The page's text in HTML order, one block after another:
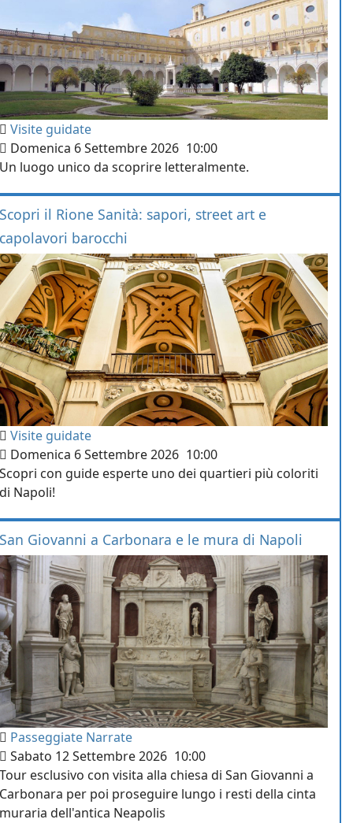
Visite guidate
Domenica 6 Settembre 2026 10:00
Un luogo unico da scoprire letteralmente.
Scopri il Rione Sanità: sapori, street art e
capolavori barocchi
Visite guidate
Domenica 6 Settembre 2026 10:00
Scopri con guide esperte uno dei quartieri più coloriti
di Napoli!
San Giovanni a Carbonara e le mura di Napoli
Passeggiate Narrate
Sabato 12 Settembre 2026 10:00
Tour esclusivo con visita alla chiesa di San Giovanni a
Carbonara per poi proseguire lungo i resti della cinta
muraria dell'antica Neapolis